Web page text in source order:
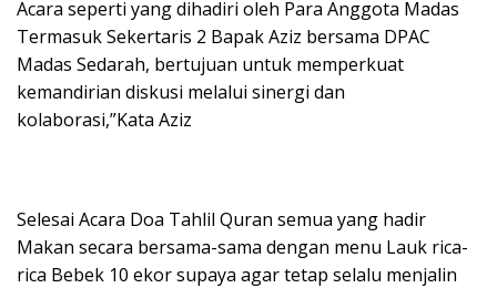
Acara seperti yang dihadiri oleh Para Anggota Madas
Termasuk Sekertaris 2 Bapak Aziz bersama DPAC
Madas Sedarah, bertujuan untuk memperkuat
kemandirian diskusi melalui sinergi dan
kolaborasi,”Kata Aziz
Selesai Acara Doa Tahlil Quran semua yang hadir
Makan secara bersama-sama dengan menu Lauk rica-
rica Bebek 10 ekor supaya agar tetap selalu menjalin